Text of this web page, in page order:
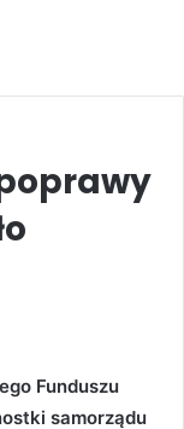
Funduszu
samorządu